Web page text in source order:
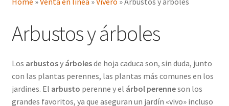
Arbustos y árboles
Los arbustosy árbolesde hoja caduca son, sin duda, junto
con las plantas perennes, las plantas más comunes en los
jardines. El arbusto perenne y el árbol perenneson los
grandes favoritos, ya que aseguran un jardín «vivo» incluso